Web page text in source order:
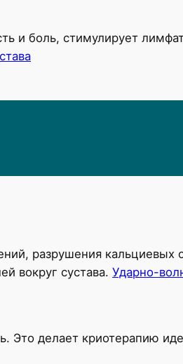
и боль, стимулирует
разрушения
вокруг сустава. Ударно-
делает криотерапию